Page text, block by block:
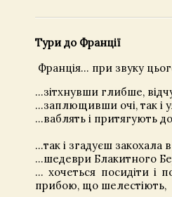
Тури до Франції
Франція... при звуку
...зітхнувши глибше,
...заплющивши очі, так і
...ваблять і притягують
...так і згадуєш
…шедеври Блакитного
… хочеться посидіти і
прибою, що шелестіють,